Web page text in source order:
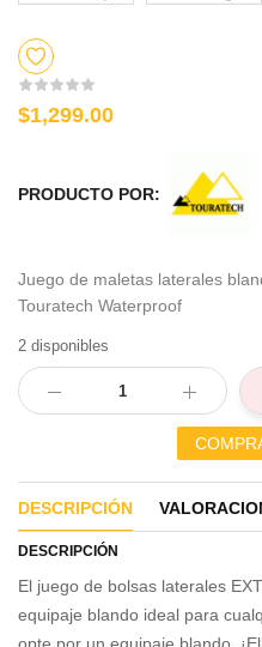
$1,299.00
PRODUCTO POR:
Juego de maletas laterales
Touratech Waterproof
2 disponibles
DESCRIPCIÓN
DESCRIPCIÓN
El juego de bolsas laterales
equipaje blando ideal para